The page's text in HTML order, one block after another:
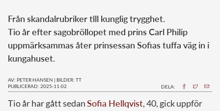
Från skandalrubriker till kunglig trygghet.
Tio år efter sagobröllopet med prins Carl Philip
uppmärksammas åter prinsessan Sofias tuffa väg in i
kungahuset.
AV: PETER HANSEN | BILDER: TT
PUBLICERAD: 2025-11-02
DELA:
Tio år har gått sedanSofia Hellqvist, 40, gick uppför